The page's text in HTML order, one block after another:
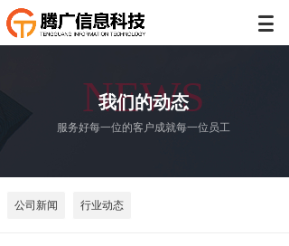
NEWS
服务好每一位的客户成就每一位员工
我们的动态
公司新闻 行业动态